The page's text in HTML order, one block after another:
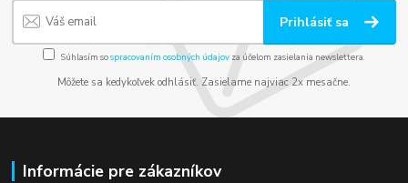
Prihlásiť sa
Súhlasím sospracovaním osobných údajov za účelom zasielania newslettera.
Môžete sa kedykoľvek odhlásiť. Zasielame najviac 2x mesačne.
Informácie pre zákazníkov